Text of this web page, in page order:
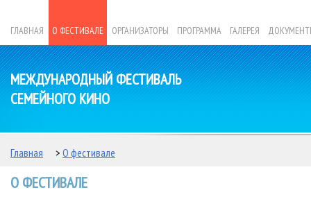
ГЛАВНАЯ О ФЕСТИВАЛЕ ОРГАНИЗАТОРЫ ПРОГРАММА ГАЛЕРЕЯ
МЕЖДУНАРОДНЫЙ ФЕСТИВАЛЬ
СЕМЕЙНОГО КИНО
Главная > О фестивале
О ФЕСТИВАЛЕ